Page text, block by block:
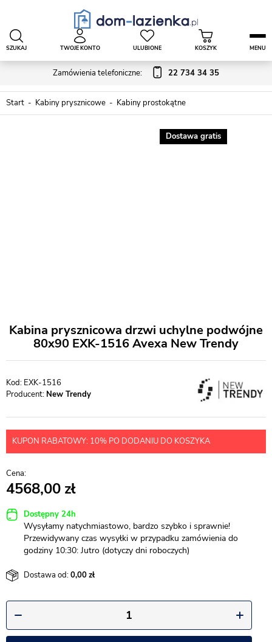
Zamówienia telefoniczne: 22 734 34 35
SZUKAJ TWOJE KONTO ULUBIONE KOSZYK MENU
Start Kabiny prysznicowe Kabiny prostokątne
Dostawa gratis
Kabina prysznicowa drzwi uchylne podwójne
80x90 EXK-1516 Avexa New Trendy
EXK-1516
Producent: New Trendy
KUPON RABATOWY: 10% PO DODANIU DO KOSZYKA
4568,00
Dostępny 24h
Wysyłamy natychmiastowo, bardzo szybko i sprawnie!
Przewidywany czas wysyłki w przypadku zamówienia do
godziny 10:30: Jutro (dotyczy dni roboczych)
Dostawa od:0,00